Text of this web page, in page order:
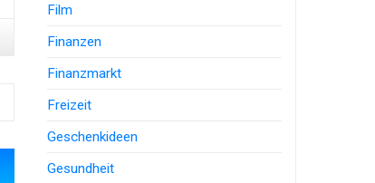
Film
Finanzen
Finanzmarkt
Freizeit
Geschenkideen
Gesundheit